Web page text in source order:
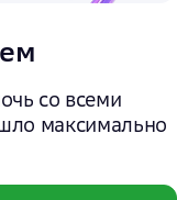
со всеми
максимально